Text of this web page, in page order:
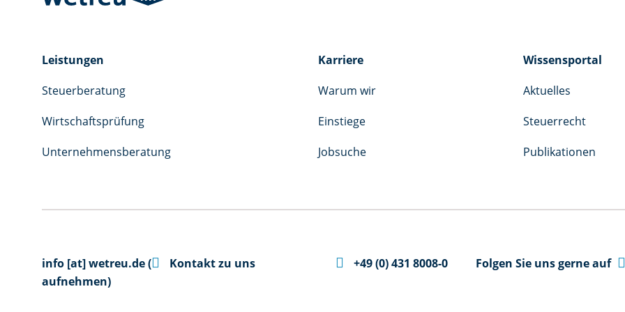
Leistungen
Steuerberatung
Wirtschaftsprüfung
Unternehmensberatung
Karriere
Warum wir
Einstiege
Jobsuche
Wissensportal
Aktuelles
Steuerrecht
Publikationen
info [at]wetreu.de(
Kontakt zu uns
aufnehmen)
 +49 (0) 431 8008-0 Folgen Sie uns gerne auf 